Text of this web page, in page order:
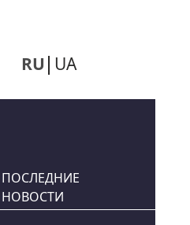
RU UA
ПОСЛЕДНИЕ
НОВОСТИ